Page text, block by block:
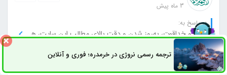
3 ماه پیش
در پاسخ به:
ترجمه رسمی نروژی در خرمدره؛ فوری و آنلاینثبت سفارش راه های ارتباطی